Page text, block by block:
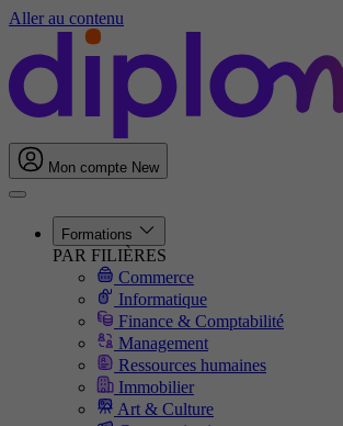
Aller au contenu
Mon compte New
Formations
PAR FILIÈRES
Commerce
Informatique
Finance & Comptabilité
Management
Ressources humaines
Immobilier
Art & Culture